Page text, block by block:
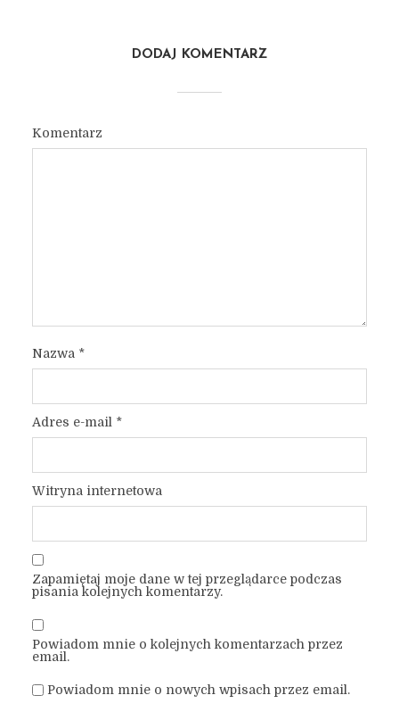
DODAJ KOMENTARZ
Komentarz
Nazwa *
Adres e-mail *
Witryna internetowa
Zapamiętaj moje dane w tej przeglądarce podczas
pisania kolejnych komentarzy.
Powiadom mnie o kolejnych komentarzach przez
email.
Powiadom mnie o nowych wpisach przez email.